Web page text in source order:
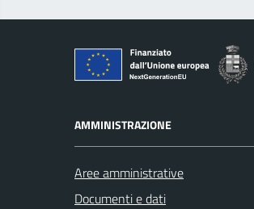
AMMINISTRAZIONE
Aree amministrative
Documenti e dati